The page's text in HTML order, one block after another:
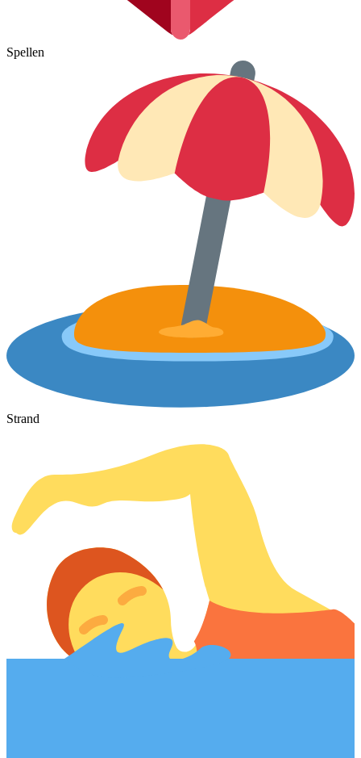
Spellen
Strand